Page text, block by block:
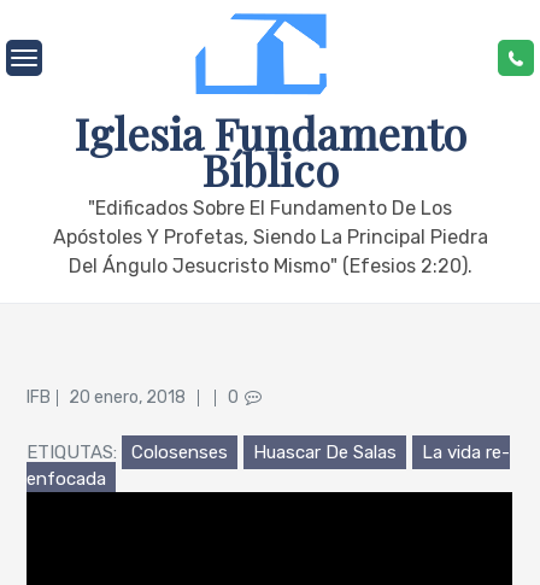
to
content
Iglesia Fundamento
Bíblico
"edificados Sobre El Fundamento De Los
Apóstoles Y Profetas, Siendo La Principal Piedra
Del Ángulo Jesucristo Mismo" (Efesios 2:20).
IFB
Posted
20 enero, 2018 0
ETIQUTAS: Colosenses Huascar De Salas
La vida re-
enfocada